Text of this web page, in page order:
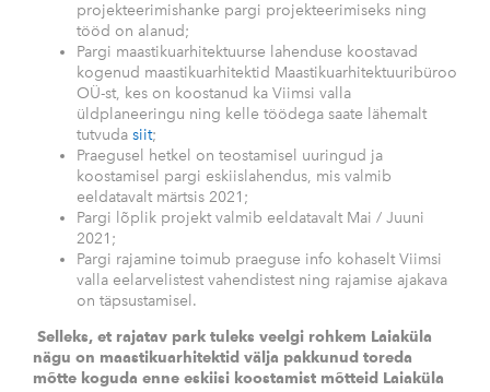
projekteerimishanke pargi projekteerimiseks ning
tööd on alanud;
Pargi maastikuarhitektuurse lahenduse koostavad
kogenud maastikuarhitektid Maastikuarhitektuuribüroo
OÜ-st, kes on koostanud ka Viimsi valla
üldplaneeringu ning kelle töödega saate lähemalt
tutvuda siit;
Praegusel hetkel on teostamisel uuringud ja
koostamisel pargi eskiislahendus, mis valmib
eeldatavalt märtsis 2021;
Pargi lõplik projekt valmib eeldatavalt Mai / Juuni
2021;
Pargi rajamine toimub praeguse info kohaselt Viimsi
valla eelarvelistest vahendistest ning rajamise ajakava
on täpsustamisel.
Selleks, et rajatav park tuleks veelgi rohkem Laiaküla
nägu on maastikuarhitektid välja pakkunud toreda
mõtte koguda enne eskiisi koostamist mõtteid Laiaküla